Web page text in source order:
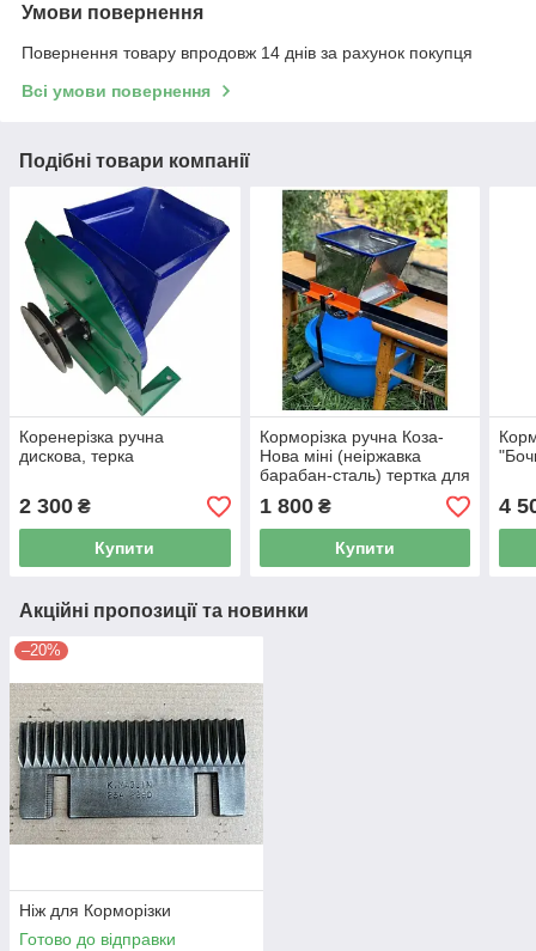
Умови повернення
Повернення товару впродовж 14 днів за рахунок покупця
Всі умови повернення
Подібні товари компанії
Коренерізка ручна
дискова, терка
2 300 ₴
Купити
Корморізка ручна Коза-
Нова міні (неіржавка
барабан-сталь) тертка для
яблук
1 800₴
Купити
4
Акційні пропозиції та новинки
–20%
Ніж для Корморізки
Готово до відправки